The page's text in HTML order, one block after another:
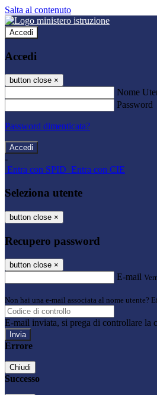
Salta al contenuto
Accedi
Accedi
button close ×
Nome
Password
Password dimenticata?
-
Entra con SPID Entra con CIE
Seleziona utente
button close ×
Recupero password
button close ×
E-mail
Non hai una e-mail associata al nome utente?
E-mail inviata, si prega di controllare la
Errore
Chiudi
Successo